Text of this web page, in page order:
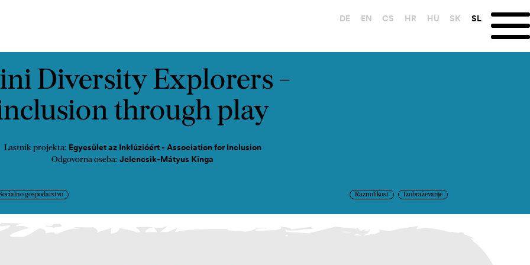
DE EN CS HR HU SK SL
Diversity Explorers -
through play
Lastnik projekta: Egyesület az Inklúzióért - Association for Inclusion
Odgovorna oseba: Jelencsik-Mátyus Kinga
gospodarstvo Raznolikost Izobraževanje